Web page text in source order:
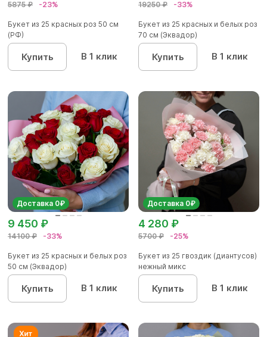
5875 ₽ -23%
Букет из 25 красных роз 50 см
(РФ)
Купить В 1 клик
19250 ₽ -33%
Букет из 25 красных и белых роз
70 см (Эквадор)
Купить В 1 клик
Доставка 0₽
14100 ₽ -33%
9 450 ₽
Букет из 25 красных и белых роз
50 см (Эквадор)
Купить В 1 клик
Доставка 0₽
5700 ₽ -25%
4 280 ₽
Букет из 25 гвоздик (диантусов)
нежный микс
Купить В 1 клик